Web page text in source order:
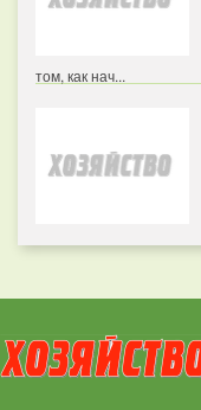
том, как нач...